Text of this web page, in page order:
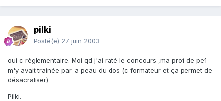
pilki
Posté(e) 27 juin 2003
oui c règlementaire. Moi qd j'ai raté le concours ,ma prof de pe1
m'y avait trainée par la peau du dos (c formateur et ça permet de
désacraliser)
Pilki.